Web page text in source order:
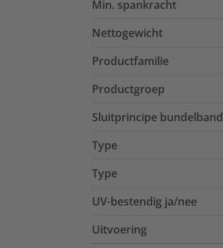
Min. spankracht
Nettogewicht
Productfamilie
Productgroep
Sluitprincipe bundelband
Type
Type
UV-bestendig ja/nee
Uitvoering